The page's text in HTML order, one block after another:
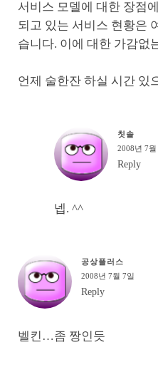
서비스 모델에 대한 장점
되고 있는 서비스 현황은
습니다. 이에 대한 가감없
언제 술한잔 하실 시간 있
칫솔
2008년 7월
Reply
넵. ^^
공상플러스
2008년 7월 7일
Reply
벨킨…좀 짱인듯